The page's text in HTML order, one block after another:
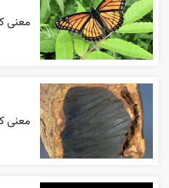
معنی
معنی